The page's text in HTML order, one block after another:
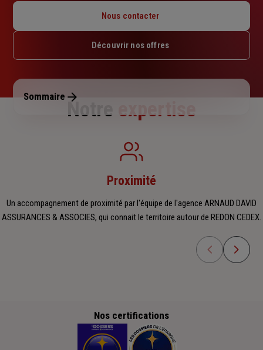
Mardi : 09h – 12h / 14h – 18h
Jeudi : 09h – 12h / 14h – 18h
Dimanche : Fermé
Nous contacter
Découvrir nos offres
Sommaire
Notre expertise
Proximité
Un accompagnement de proximité par l'équipe de l'agence ARNAUD DAVID
ASSURANCES & ASSOCIES, qui connait le territoire autour de REDON CEDEX.
Nos certifications